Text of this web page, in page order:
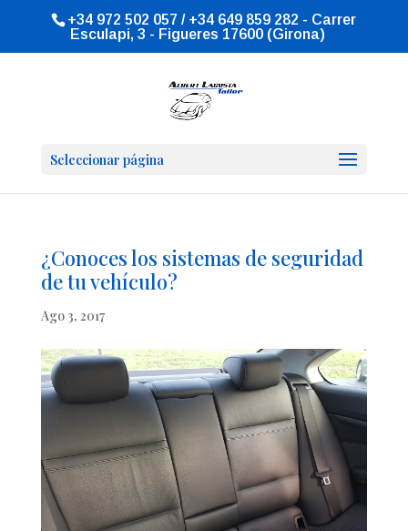
+34 972 502 057 / +34 649 859 282 - Carrer
Esculapi, 3 - Figueres 17600 (Girona)
Seleccionar página
¿Conoces los sistemas de seguridad
de tu vehículo?
Ago 3, 2017